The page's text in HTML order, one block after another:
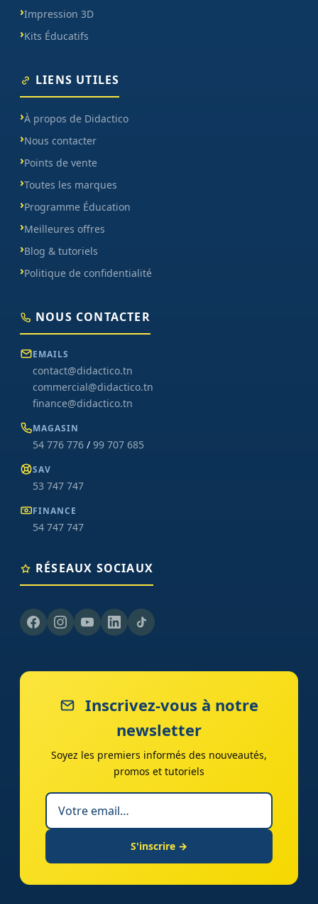
Impression 3D
Kits Éducatifs
LIENS UTILES
À propos de Didactico
Nous contacter
Points de vente
Toutes les marques
Programme Éducation
Meilleures offres
Blog & tutoriels
Politique de confidentialité
NOUS CONTACTER
EMAILS
contact@didactico.tn
commercial@didactico.tn
finance@didactico.tn
MAGASIN
54 776 776 / 99 707 685
SAV
53 747 747
FINANCE
54 747 747
RÉSEAUX SOCIAUX
Inscrivez-vous à notre
newsletter
Soyez les premiers informés des nouveautés,
promos et tutoriels
S'inscrire →